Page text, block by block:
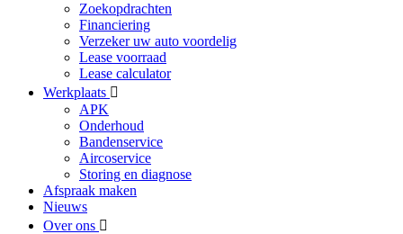
Zoekopdrachten
Financiering
Verzeker uw auto voordelig
Lease voorraad
Lease calculator
Werkplaats
APK
Onderhoud
Bandenservice
Aircoservice
Storing en diagnose
Afspraak maken
Nieuws
Over ons